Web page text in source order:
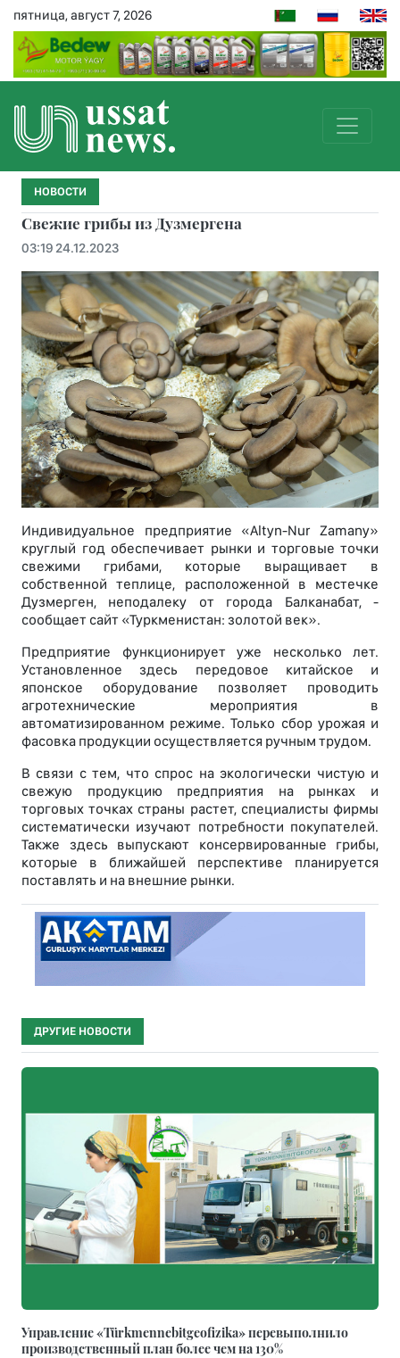
пятница, август 7, 2026
НОВОСТИ
Свежие грибы из Дузмергена
03:19 24.12.2023
Индивидуальное предприятие «Altyn-Nur Zamany»
круглый год обеспечивает рынки и торговые точки
свежими грибами, которые выращивает в
собственной теплице, расположенной в местечке
Дузмерген, неподалеку от города Балканабат, -
сообщает сайт «Туркменистан: золотой век».
Предприятие функционирует уже несколько лет.
Установленное здесь передовое китайское и
японское оборудование позволяет проводить
агротехнические мероприятия в
автоматизированном режиме. Только сбор урожая и
фасовка продукции осуществляется ручным трудом.
В связи с тем, что спрос на экологически чистую и
свежую продукцию предприятия на рынках и
торговых точках страны растет, специалисты фирмы
систематически изучают потребности покупателей.
Также здесь выпускают консервированные грибы,
которые в ближайшей перспективе планируется
поставлять и на внешние рынки.
ДРУГИЕ НОВОСТИ
Управление «Türkmennebitgeofizika» перевыполнило
производственный план более чем на 130%